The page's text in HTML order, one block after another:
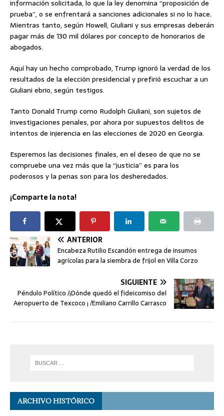
información solicitada, lo que la ley denomina “proposición de
prueba”, o se enfrentará a sanciones adicionales si no lo hace.
Mientras tanto, según Howell, Giuliani y sus empresas deberán
pagar más de 130 mil dólares por concepto de honorarios de
abogados.
Aquí hay un hecho comprobado, Trump ignoró la verdad de los
resultados de la elección presidencial y prefirió escuchar a un
Giuliani ebrio, según testigos.
Tanto Donald Trump como Rudolph Giuliani, son sujetos de
investigaciones penales, por ahora por supuestos delitos de
intentos de injerencia en las elecciones de 2020 en Georgia.
Esperemos las decisiones finales, en el deseo de que no se
compruebe una vez más que la “justicia” es para los
poderosos y la penas son para los desheredados.
¡Comparte la nota!
ANTERIOR
Encabeza Rutilio Escandón entrega de insumos
agrícolas para la siembra de frijol en Villa Corzo
SIGUIENTE
Péndulo Político /¡Dónde quedó el fideicomiso del
Aeropuerto de Texcoco ¡ /Emiliano Carrillo Carrasco
ARCHIVO HISTÓRICO